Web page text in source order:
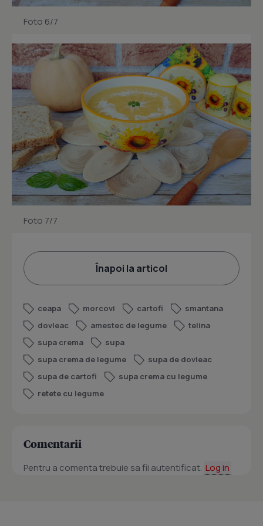
Foto 6/7
Foto 7/7
Înapoi la articol
ceapa morcovi cartofi
smantana
dovleac
amestec de legume
telina
supa crema
supa
supa crema de legume
supa de dovleac
supa de cartofi
supa crema cu legume
retete cu legume
Comentarii
Pentru a comenta trebuie sa fii autentificat. Log in